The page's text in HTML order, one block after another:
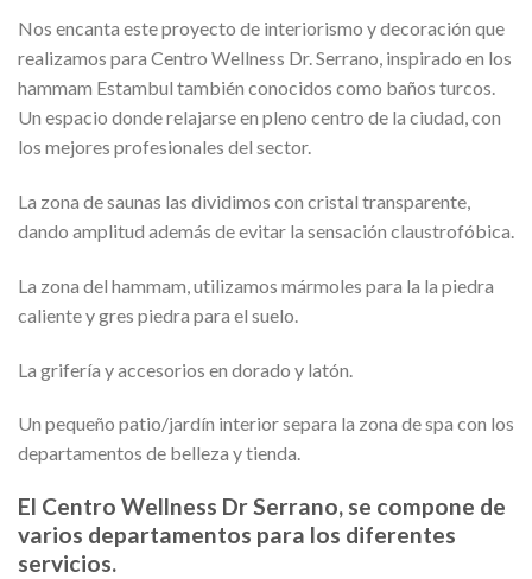
Nos encanta este proyecto de interiorismo y decoración que
realizamos para Centro Wellness Dr. Serrano, inspirado en los
hammam Estambul también conocidos como baños turcos.
Un espacio donde relajarse en pleno centro de la ciudad, con
los mejores profesionales del sector.
La zona de saunas las dividimos con cristal transparente,
dando amplitud además de evitar la sensación claustrofóbica.
La zona del hammam, utilizamos mármoles para la la piedra
caliente y gres piedra para el suelo.
La grifería y accesorios en dorado y latón.
Un pequeño patio/jardín interior separa la zona de spa con los
departamentos de belleza y tienda.
El Centro Wellness Dr Serrano, se compone de
varios departamentos para los diferentes
servicios.